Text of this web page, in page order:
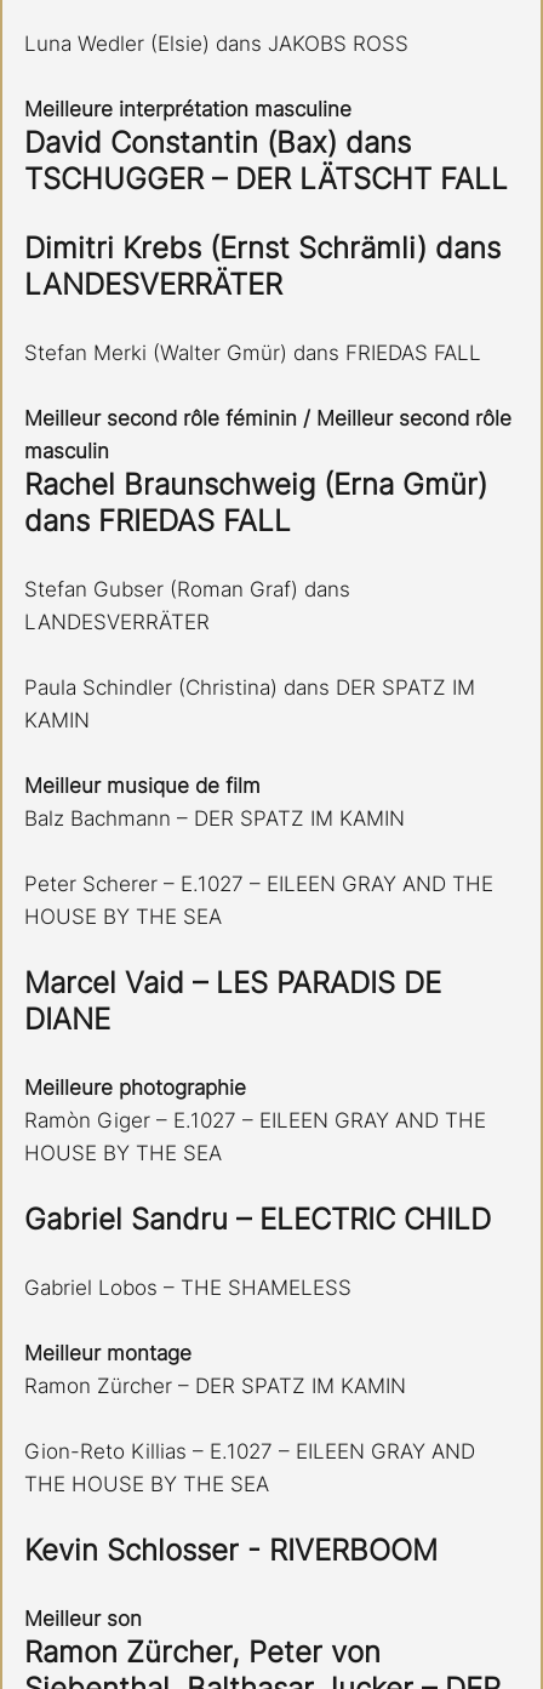
Luna Wedler (Elsie) dans JAKOBS ROSS
Meilleure interprétation masculine
David Constantin (Bax) dans
TSCHUGGER – DER LÄTSCHT FALL
Dimitri Krebs (Ernst Schrämli) dans
LANDESVERRÄTER
Stefan Merki (Walter Gmür) dans FRIEDAS FALL
Meilleur second rôle féminin / Meilleur second rôle
masculin
Rachel Braunschweig (Erna Gmür)
dans FRIEDAS FALL
Stefan Gubser (Roman Graf) dans
LANDESVERRÄTER
Paula Schindler (Christina) dans DER SPATZ IM
KAMIN
Meilleur musique de film
Balz Bachmann – DER SPATZ IM KAMIN
Peter Scherer – E.1027 – EILEEN GRAY AND THE
HOUSE BY THE SEA
Marcel Vaid – LES PARADIS DE
DIANE
Meilleure photographie
Ramòn Giger – E.1027 – EILEEN GRAY AND THE
HOUSE BY THE SEA
Gabriel Sandru – ELECTRIC CHILD
Gabriel Lobos – THE SHAMELESS
Meilleur montage
Ramon Zürcher – DER SPATZ IM KAMIN
Gion-Reto Killias – E.1027 – EILEEN GRAY AND
THE HOUSE BY THE SEA
Kevin Schlosser - RIVERBOOM
Meilleur son
Ramon Zürcher, Peter von